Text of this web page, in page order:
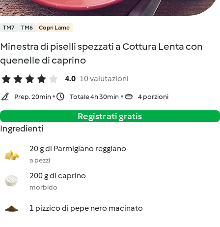
TM7 TM6 Copri Lame
Minestra di piselli spezzati a Cottura Lenta con
quenelle di caprino
4.0 10 valutazioni
Prep. 20min Totale 4h 30min 4 porzioni
Registrati gratis
Ingredienti
20 g di Parmigiano reggiano
a pezzi
200 g di caprino
morbido
1 pizzico di pepe nero macinato